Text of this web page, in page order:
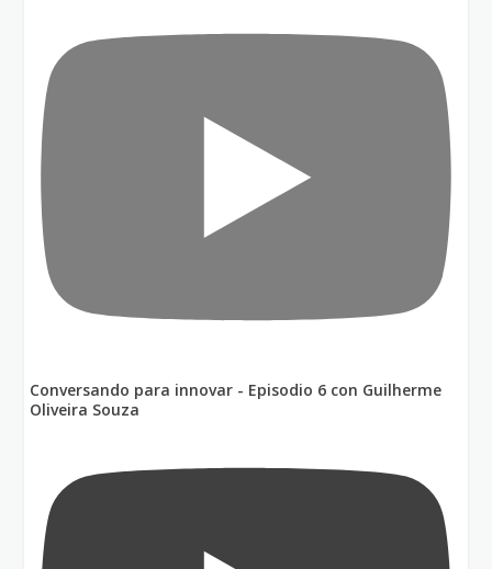
Conversando para innovar - Episodio 6 con Guilherme
Oliveira Souza